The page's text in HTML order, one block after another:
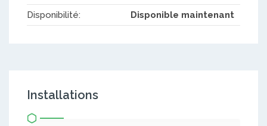
Disponibilité:
Disponible maintenant
Installations